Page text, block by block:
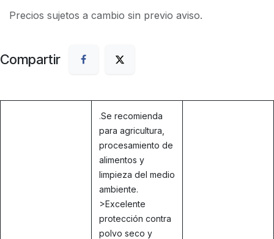
Precios sujetos a cambio sin previo aviso.
Compartir
.Se recomienda
para agricultura,
procesamiento de
alimentos y
limpieza del medio
ambiente.
>Excelente
protección contra
polvo seco y